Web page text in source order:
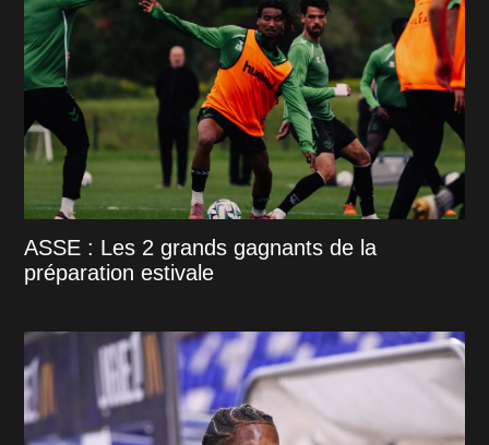
ASSE : Les 2 grands gagnants de la
préparation estivale